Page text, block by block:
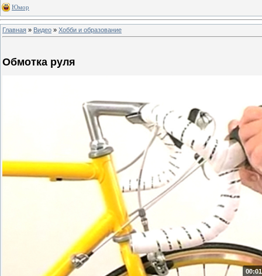
Юмор
Главная » Видео » Хобби и образование
Обмотка руля